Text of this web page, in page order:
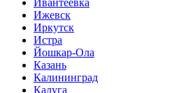
Ивантеевка
Ижевск
Иркутск
Истра
Йошкар-Ола
Казань
Калининград
Калуга